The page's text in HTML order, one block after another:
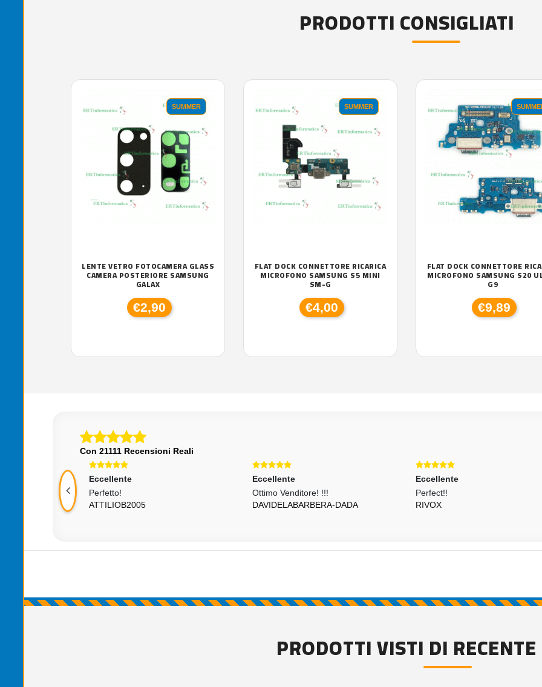
PRODOTTI CONSIGLIATI
SUMMER
LENTE VETRO FOTOCAMERA GLASS
CAMERA POSTERIORE SAMSUNG
GALAX
€2,90
SUMMER
FLAT DOCK CONNETTORE RICARICA
MICROFONO SAMSUNG S5 MINI
SM-G
€4,00
FLAT DOCK CONNETTORE
MICROFONO SAMSUNG S20
G9
€9,89
Con 21111 Recensioni Reali
Top 5 Stelle...
Eccellente
Perfetto!
ATTILIOB2005
Eccellente
Ottimo Venditore! !!!
DAVIDELABARBERA-DADA
Eccellente
Perfect!!
RIVOX
PRODOTTI VISTI DI RECENTE